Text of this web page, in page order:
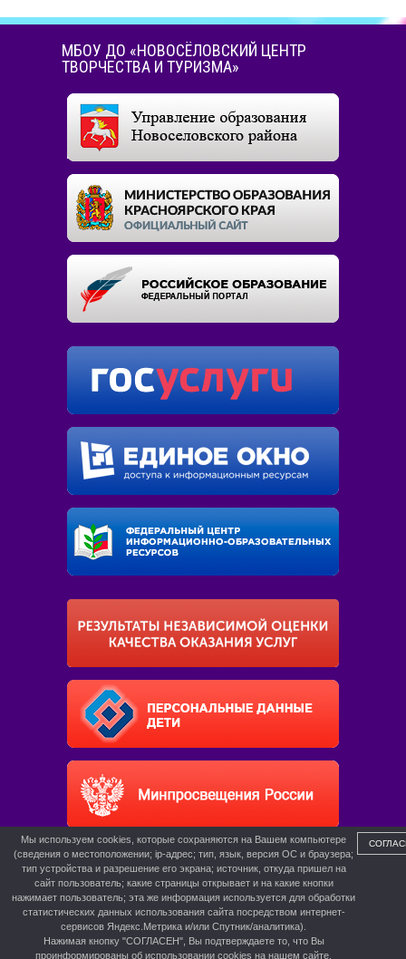
МБОУ ДО «НОВОСЁЛОВСКИЙ ЦЕНТР
ТВОРЧЕСТВА И ТУРИЗМА»
Мы используем cookies, которые сохраняются на Вашем компьютере
(сведения о местоположении; ip-адрес; тип, язык, версия ОС и браузера;
тип устройства и разрешение его экрана; источник, откуда пришел на
сайт пользователь; какие страницы открывает и на какие кнопки
нажимает пользователь; эта же информация используется для обработки
статистических данных использования сайта посредством интернет-
сервисов Яндекс.Метрика и/или Спутник/аналитика).
Нажимая кнопку "СОГЛАСЕН", Вы подтверждаете то, что Вы
проинформированы об использовании cookies на нашем сайте.